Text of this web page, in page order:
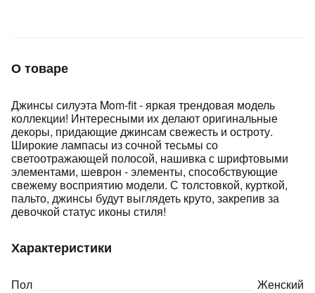
О товаре
Джинсы силуэта Mom-fit - яркая трендовая модель
коллекции! Интересными их делают оригинальные
декоры, придающие джинсам свежесть и остроту.
Широкие лампасы из сочной тесьмы со
светоотражающей полосой, нашивка с шрифтовыми
элементами, шеврон - элементы, способствующие
свежему восприятию модели. С толстовкой, курткой,
пальто, джинсы будут выглядеть круто, закрепив за
девочкой статус иконы стиля!
Характеристики
Пол
Женский
раз в 2
недели
8 800 302-02-51
plait.ru